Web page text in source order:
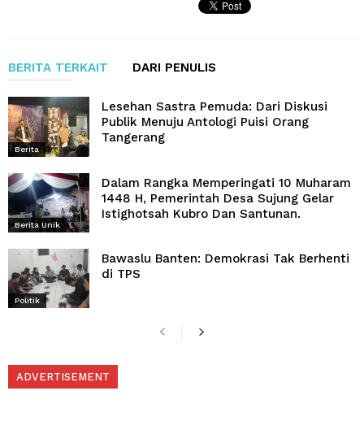
BERITA TERKAIT DARI PENULIS
Berita
Lesehan Sastra Pemuda: Dari Diskusi
Publik Menuju Antologi Puisi Orang
Tangerang
Berita Unik
Dalam Rangka Memperingati 10 Muharam
1448 H, Pemerintah Desa Sujung Gelar
Istighotsah Kubro Dan Santunan.
Politik
Bawaslu Banten: Demokrasi Tak Berhenti
di TPS
ADVERTISEMENT